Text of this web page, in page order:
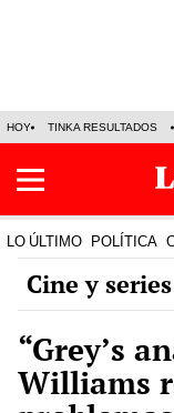
HOY TINKA RESULTADOS
LO ÚLTIMO POLÍTICA
Cine y series
“Grey’s
Williams